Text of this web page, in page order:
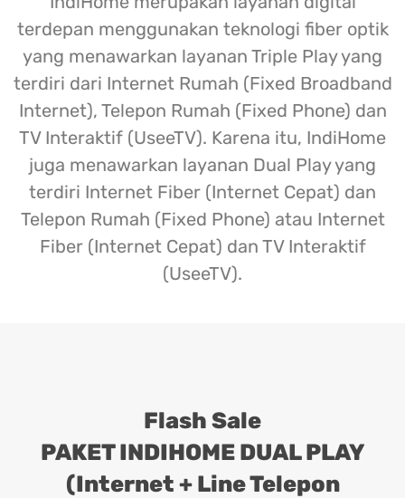
terdepan menggunakan teknologi fiber optik
yang menawarkan layanan Triple Play yang
terdiri dari Internet Rumah (Fixed Broadband
Internet), Telepon Rumah (Fixed Phone) dan
TV Interaktif (UseeTV). Karena itu, IndiHome
juga menawarkan layanan Dual Play yang
terdiri Internet Fiber (Internet Cepat) dan
Telepon Rumah (Fixed Phone) atau Internet
Fiber (Internet Cepat) dan TV Interaktif
(UseeTV).
Flash Sale
PAKET INDIHOME DUAL PLAY
(Internet + Line Telepon